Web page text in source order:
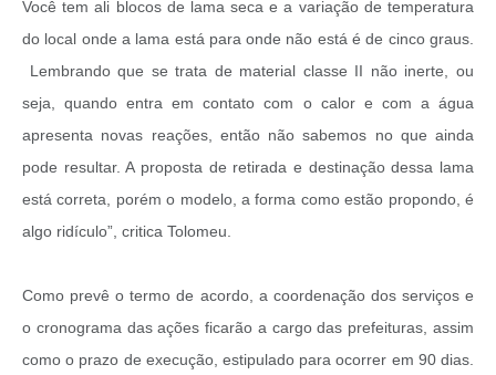
Você tem ali blocos de lama seca e a variação de temperatura
do local onde a lama está para onde não está é de cinco graus.
Lembrando que se trata de material classe II não inerte, ou
seja, quando entra em contato com o calor e com a água
apresenta novas reações, então não sabemos no que ainda
pode resultar. A proposta de retirada e destinação dessa lama
está correta, porém o modelo, a forma como estão propondo, é
algo ridículo”, critica Tolomeu.
Como prevê o termo de acordo, a coordenação dos serviços e
o cronograma das ações ficarão a cargo das prefeituras, assim
como o prazo de execução, estipulado para ocorrer em 90 dias.